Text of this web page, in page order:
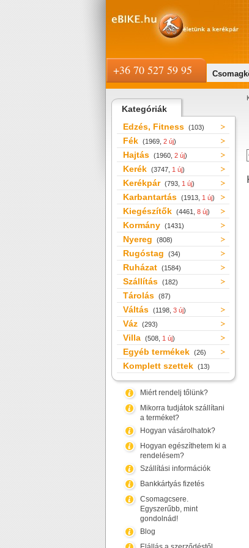
Kategóriák
Edzés, Fitness (103)
Fék (1969, 2 új)
Hajtás (1960, 2 új)
Kerék (3747, 1 új)
Kerékpár (793, 1 új)
Karbantartás (1913, 1 új)
Kiegészítők (4461, 8 új)
Kormány (1431)
Nyereg (808)
Rugóstag (34)
Ruházat (1584)
Szállítás (182)
Tárolás (87)
Váltás (1198, 3 új)
Váz (293)
Villa (508, 1 új)
Egyéb termékek (26)
Komplett szettek (13)
Miért rendelj tőlünk?
Mikorra tudjátok szállítani
a terméket?
Hogyan vásárolhatok?
Hogyan egészíthetem ki a
rendelésem?
Szállítási információk
Bankkártyás fizetés
Csomagcsere.
Egyszerűbb, mint
gondolnád!
Blog
+36 70 527 59 95